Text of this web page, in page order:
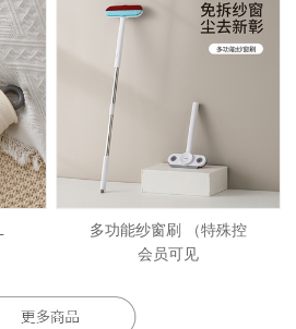
多功能纱窗刷 （特殊控
会员可见